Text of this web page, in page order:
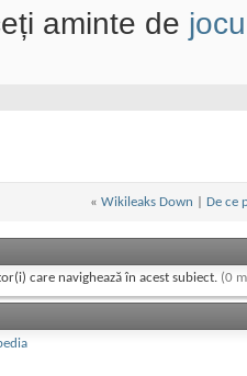
aminte de
« Wikileaks Down De ce
care navighează în acest subiect. (0